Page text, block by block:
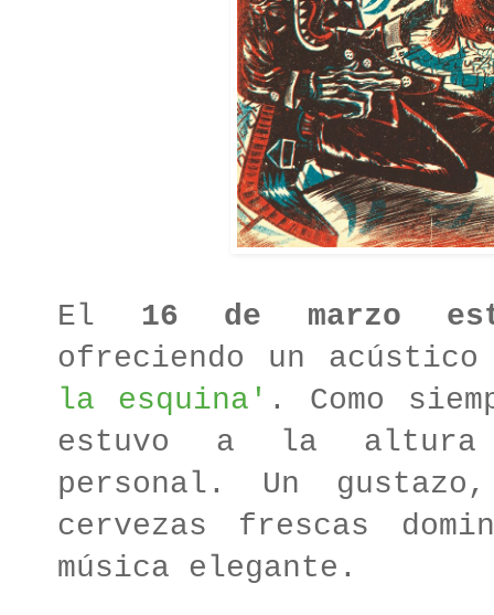
El 16 de marzo
ofreciendo un
la esquina' . Como
estuvo a la altura
personal. Un
cervezas frescas
música elegante.